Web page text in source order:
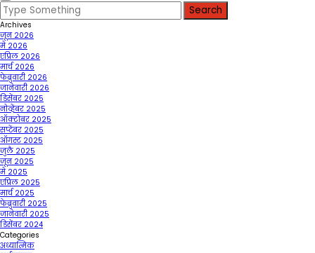
Search
for:
Archives
जून 2026
मे 2026
एप्रिल 2026
मार्च 2026
फेब्रुवारी 2026
जानेवारी 2026
डिसेंबर 2025
नोव्हेंबर 2025
ऑक्टोबर 2025
सप्टेंबर 2025
ऑगस्ट 2025
जुलै 2025
जून 2025
मे 2025
एप्रिल 2025
मार्च 2025
फेब्रुवारी 2025
जानेवारी 2025
डिसेंबर 2024
Categories
अध्यात्मिक